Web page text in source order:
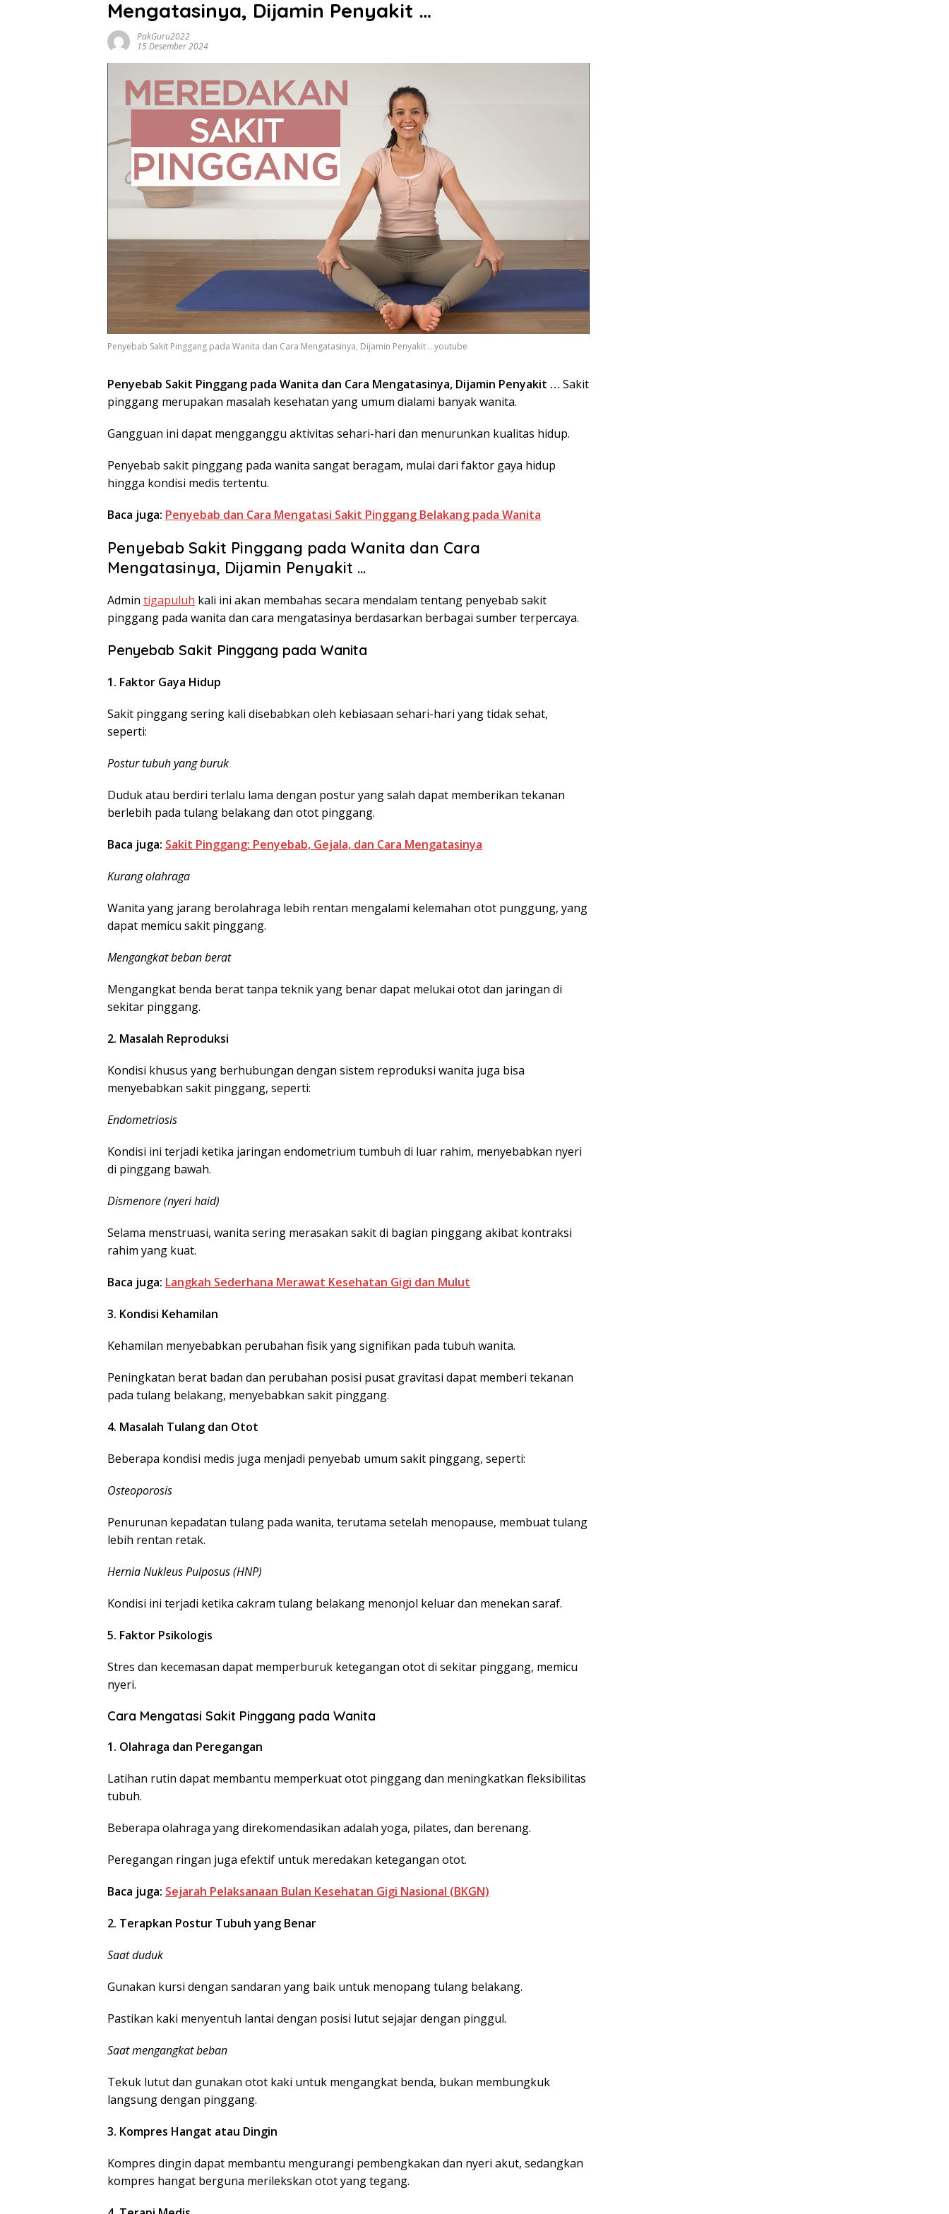
Mengatasinya, Dijamin Penyakit …
PakGuru2022
15 Desember 2024
Penyebab Sakit Pinggang pada Wanita dan Cara Mengatasinya, Dijamin Penyakit ...youtube
Penyebab Sakit Pinggang pada Wanita dan Cara Mengatasinya, Dijamin Penyakit … Sakit
pinggang merupakan masalah kesehatan yang umum dialami banyak wanita.
Gangguan ini dapat mengganggu aktivitas sehari-hari dan menurunkan kualitas hidup.
Penyebab sakit pinggang pada wanita sangat beragam, mulai dari faktor gaya hidup
hingga kondisi medis tertentu.
Baca juga: Penyebab dan Cara Mengatasi Sakit Pinggang Belakang pada Wanita
Penyebab Sakit Pinggang pada Wanita dan Cara
Mengatasinya, Dijamin Penyakit …
Admin tigapuluh kali ini akan membahas secara mendalam tentang penyebab sakit
pinggang pada wanita dan cara mengatasinya berdasarkan berbagai sumber terpercaya.
Penyebab Sakit Pinggang pada Wanita
1. Faktor Gaya Hidup
Sakit pinggang sering kali disebabkan oleh kebiasaan sehari-hari yang tidak sehat,
seperti:
Postur tubuh yang buruk
Duduk atau berdiri terlalu lama dengan postur yang salah dapat memberikan tekanan
berlebih pada tulang belakang dan otot pinggang.
Baca juga: Sakit Pinggang: Penyebab, Gejala, dan Cara Mengatasinya
Kurang olahraga
Wanita yang jarang berolahraga lebih rentan mengalami kelemahan otot punggung, yang
dapat memicu sakit pinggang.
Mengangkat beban berat
Mengangkat benda berat tanpa teknik yang benar dapat melukai otot dan jaringan di
sekitar pinggang.
2. Masalah Reproduksi
Kondisi khusus yang berhubungan dengan sistem reproduksi wanita juga bisa
menyebabkan sakit pinggang, seperti:
Endometriosis
Kondisi ini terjadi ketika jaringan endometrium tumbuh di luar rahim, menyebabkan nyeri
di pinggang bawah.
Dismenore (nyeri haid)
Selama menstruasi, wanita sering merasakan sakit di bagian pinggang akibat kontraksi
rahim yang kuat.
Baca juga: Langkah Sederhana Merawat Kesehatan Gigi dan Mulut
3. Kondisi Kehamilan
Kehamilan menyebabkan perubahan fisik yang signifikan pada tubuh wanita.
Peningkatan berat badan dan perubahan posisi pusat gravitasi dapat memberi tekanan
pada tulang belakang, menyebabkan sakit pinggang.
4. Masalah Tulang dan Otot
Beberapa kondisi medis juga menjadi penyebab umum sakit pinggang, seperti:
Osteoporosis
Penurunan kepadatan tulang pada wanita, terutama setelah menopause, membuat tulang
lebih rentan retak.
Hernia Nukleus Pulposus (HNP)
Kondisi ini terjadi ketika cakram tulang belakang menonjol keluar dan menekan saraf.
5. Faktor Psikologis
Stres dan kecemasan dapat memperburuk ketegangan otot di sekitar pinggang, memicu
nyeri.
Cara Mengatasi Sakit Pinggang pada Wanita
1. Olahraga dan Peregangan
Latihan rutin dapat membantu memperkuat otot pinggang dan meningkatkan fleksibilitas
tubuh.
Beberapa olahraga yang direkomendasikan adalah yoga, pilates, dan berenang.
Peregangan ringan juga efektif untuk meredakan ketegangan otot.
Baca juga: Sejarah Pelaksanaan Bulan Kesehatan Gigi Nasional (BKGN)
2. Terapkan Postur Tubuh yang Benar
Saat duduk
Gunakan kursi dengan sandaran yang baik untuk menopang tulang belakang.
Pastikan kaki menyentuh lantai dengan posisi lutut sejajar dengan pinggul.
Saat mengangkat beban
Tekuk lutut dan gunakan otot kaki untuk mengangkat benda, bukan membungkuk
langsung dengan pinggang.
3. Kompres Hangat atau Dingin
Kompres dingin dapat membantu mengurangi pembengkakan dan nyeri akut, sedangkan
kompres hangat berguna merilekskan otot yang tegang.